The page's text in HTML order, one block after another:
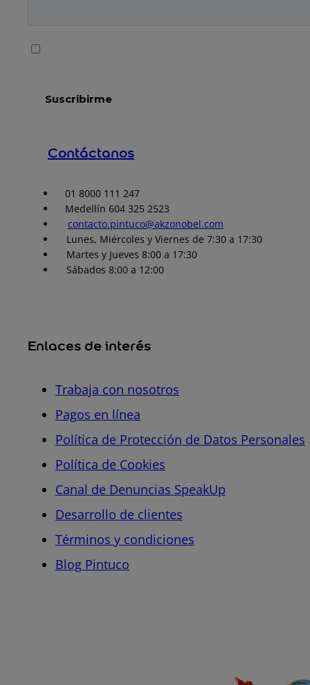
Contáctanos
01 8000 111 247
Medellín 604 325 2523
contacto.pintuco@akzonobel.com
Lunes, Miércoles y Viernes de 7:30 a 17:30
Martes y Jueves 8:00 a 17:30
Sábados 8:00 a 12:00
Enlaces de interés
Trabaja con nosotros
Pagos en línea
Política de Protección de Datos Personales
Política de Cookies
Canal de Denuncias SpeakUp
Desarrollo de clientes
Términos y condiciones
Blog Pintuco